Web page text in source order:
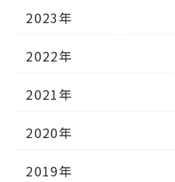
2023年
2022年
2021年
2020年
2019年